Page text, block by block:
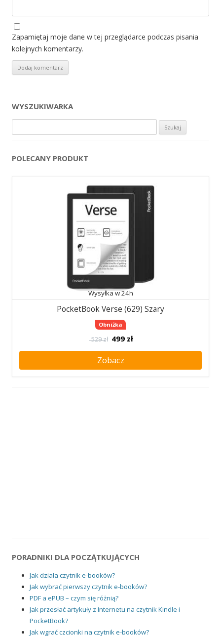
Zapamiętaj moje dane w tej przeglądarce podczas pisania
kolejnych komentarzy.
WYSZUKIWARKA
POLECANY PRODUKT
Wysyłka w 24h
PocketBook Verse (629) Szary
Obniżka
529 zł 499 zł
Zobacz
PORADNIKI DLA POCZĄTKUJĄCYCH
Jak działa czytnik e-booków?
Jak wybrać pierwszy czytnik e-booków?
PDF a ePUB – czym się różnią?
Jak przesłać artykuły z Internetu na czytnik Kindle i
PocketBook?
Jak wgrać czcionki na czytnik e-booków?